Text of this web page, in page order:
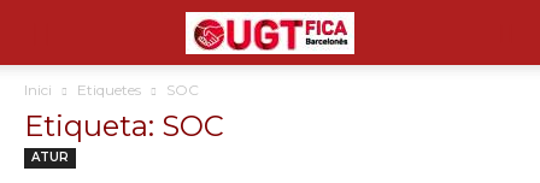
Inici Etiquetes SOC
Etiqueta: SOC
ATUR